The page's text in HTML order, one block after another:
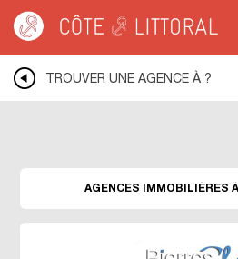
Warning : Undefined variable $idUser in
/var/www/mobile.cotelittoral.fr/annuaire.php
Côte & Littoral>Les agences du littoral>
BRETAGNE
Agences immobili&eagrave;res
immobili&eagrave;res DOUARNENEZ
TROUVER UNE AGENCE À ?
AGENCES IMMOBILIÈRES